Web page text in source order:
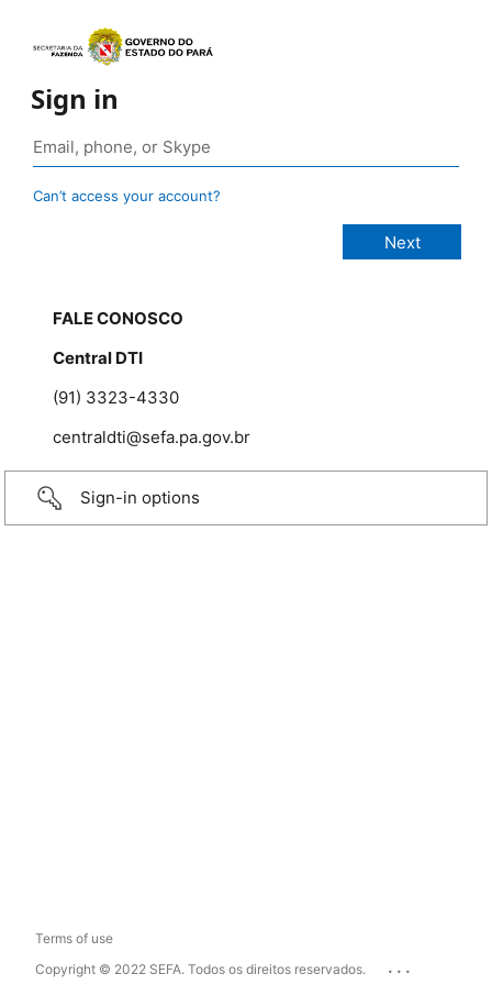
Sign in
Can’t access your account?
FALE CONOSCO
Central DTI
(91) 3323-4330
centraldti@sefa.pa.gov.br
Sign-in options
Terms of use
Copyright © 2022 SEFA. Todos os direitos reservados.
...